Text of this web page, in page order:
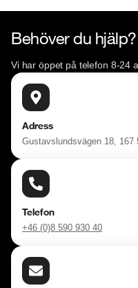
Behöver du hjälp?
Vi har öppet på telefon 8-24
Adress
Gustavslundsvägen 18, 167
Telefon
+46 (0)8 590 930 40